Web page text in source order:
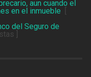
aun cuando el
en el inmueble
del Seguro de
]